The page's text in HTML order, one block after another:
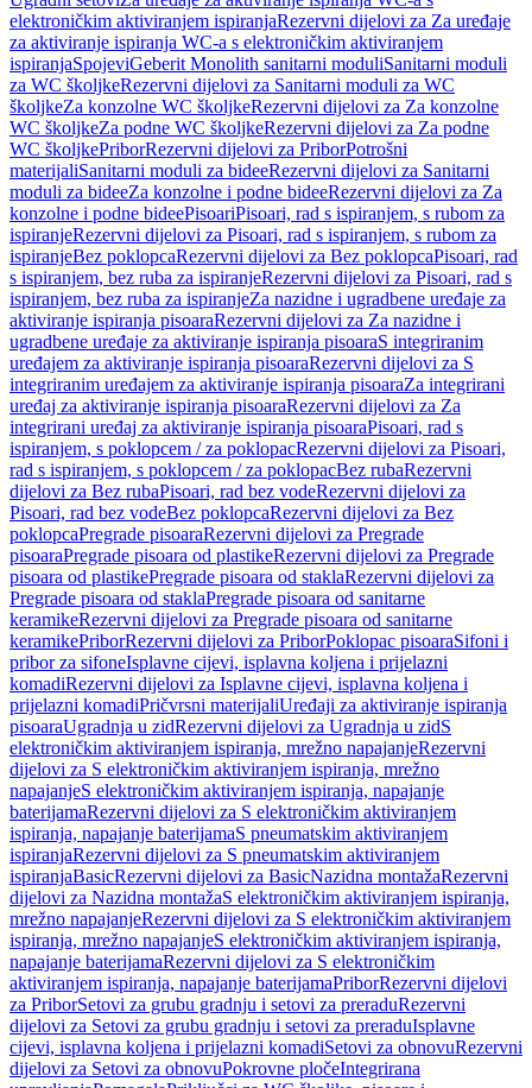
elektroničkim aktiviranjem ispiranjaRezervni dijelovi za Za uređaje
za aktiviranje ispiranja WC-a s elektroničkim aktiviranjem
ispiranjaSpojeviGeberit Monolith sanitarni moduliSanitarni moduli
za WC školjkeRezervni dijelovi za Sanitarni moduli za WC
školjkeZa konzolne WC školjkeRezervni dijelovi za Za konzolne
WC školjkeZa podne WC školjkeRezervni dijelovi za Za podne
WC školjkePriborRezervni dijelovi za PriborPotrošni
materijaliSanitarni moduli za bideeRezervni dijelovi za Sanitarni
moduli za bideeZa konzolne i podne bideeRezervni dijelovi za Za
konzolne i podne bideePisoariPisoari, rad s ispiranjem, s rubom za
ispiranjeRezervni dijelovi za Pisoari, rad s ispiranjem, s rubom za
ispiranjeBez poklopcaRezervni dijelovi za Bez poklopcaPisoari, rad
s ispiranjem, bez ruba za ispiranjeRezervni dijelovi za Pisoari, rad s
ispiranjem, bez ruba za ispiranjeZa nazidne i ugradbene uređaje za
aktiviranje ispiranja pisoaraRezervni dijelovi za Za nazidne i
ugradbene uređaje za aktiviranje ispiranja pisoaraS integriranim
uređajem za aktiviranje ispiranja pisoaraRezervni dijelovi za S
integriranim uređajem za aktiviranje ispiranja pisoaraZa integrirani
uređaj za aktiviranje ispiranja pisoaraRezervni dijelovi za Za
integrirani uređaj za aktiviranje ispiranja pisoaraPisoari, rad s
ispiranjem, s poklopcem / za poklopacRezervni dijelovi za Pisoari,
rad s ispiranjem, s poklopcem / za poklopacBez rubaRezervni
dijelovi za Bez rubaPisoari, rad bez vodeRezervni dijelovi za
Pisoari, rad bez vodeBez poklopcaRezervni dijelovi za Bez
poklopcaPregrade pisoaraRezervni dijelovi za Pregrade
pisoaraPregrade pisoara od plastikeRezervni dijelovi za Pregrade
pisoara od plastikePregrade pisoara od staklaRezervni dijelovi za
Pregrade pisoara od staklaPregrade pisoara od sanitarne
keramikeRezervni dijelovi za Pregrade pisoara od sanitarne
keramikePriborRezervni dijelovi za PriborPoklopac pisoaraSifoni i
pribor za sifoneIsplavne cijevi, isplavna koljena i prijelazni
komadiRezervni dijelovi za Isplavne cijevi, isplavna koljena i
prijelazni komadiPričvrsni materijaliUređaji za aktiviranje ispiranja
pisoaraUgradnja u zidRezervni dijelovi za Ugradnja u zidS
elektroničkim aktiviranjem ispiranja, mrežno napajanjeRezervni
dijelovi za S elektroničkim aktiviranjem ispiranja, mrežno
napajanjeS elektroničkim aktiviranjem ispiranja, napajanje
baterijamaRezervni dijelovi za S elektroničkim aktiviranjem
ispiranja, napajanje baterijamaS pneumatskim aktiviranjem
ispiranjaRezervni dijelovi za S pneumatskim aktiviranjem
ispiranjaBasicRezervni dijelovi za BasicNazidna montažaRezervni
dijelovi za Nazidna montažaS elektroničkim aktiviranjem ispiranja,
mrežno napajanjeRezervni dijelovi za S elektroničkim aktiviranjem
ispiranja, mrežno napajanjeS elektroničkim aktiviranjem ispiranja,
napajanje baterijamaRezervni dijelovi za S elektroničkim
aktiviranjem ispiranja, napajanje baterijamaPriborRezervni dijelovi
za PriborSetovi za grubu gradnju i setovi za preraduRezervni
dijelovi za Setovi za grubu gradnju i setovi za preraduIsplavne
cijevi, isplavna koljena i prijelazni komadiSetovi za obnovuRezervni
dijelovi za Setovi za obnovuPokrovne pločeIntegrirana